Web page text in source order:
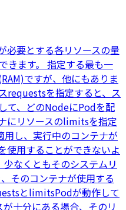
必要とする各リソースの量
きます。 指定する最も一
ですが、他にもありま
requestsを指定すると、ス
て、どのNodeにPodを配
にリソースのlimitsを指定
し、実行中のコンテナが
使用することができないよ
なくともそのシステムリ
そのコンテナが使用する
とlimitsPodが動作して
十分にある場合、そのリ